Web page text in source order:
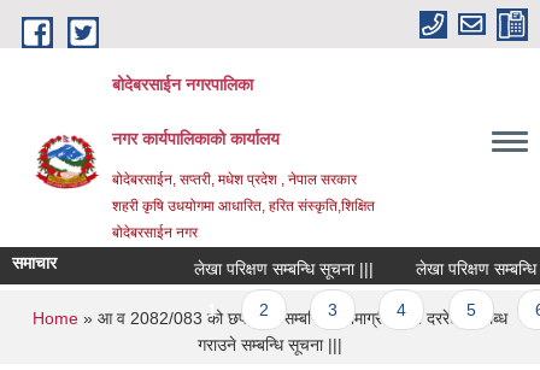
Skip to main content
बोदेबरसाईन नगरपालिका
नगर कार्यपालिकाको कार्यालय
बोदेबरसाईन, सप्तरी, मधेश प्रदेश , नेपाल सरकार
शहरी कृषि उधयोगमा आधारित, हरित संस्कृति,शिक्षित
बोदेबरसाईन नगर
समाचार लेखा परिक्षण सम्बन्धि सूचना ||| लेखा परिक्षण सम्बन्धि
Pages
1 2 3 4 5
You are here
Home » आ व 2082/083 को छपाईसंग सम्बन्धित सामाग्रीहरूको दररेट उपलब्ध
गराउने सम्बन्धि सूचना |||